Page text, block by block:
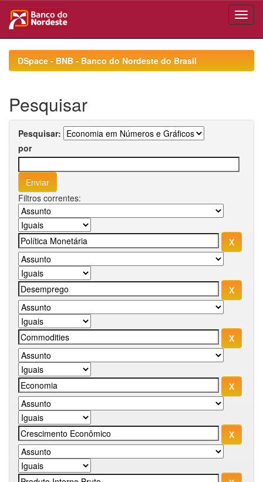
navigationDSpace - BNB - Banco do Nordeste do Brasil
Pesquisar
Pesquisar:
por
Filtros correntes: